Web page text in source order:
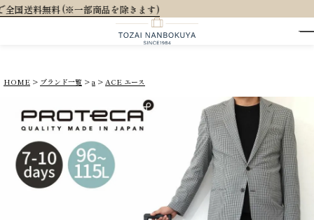
HOME ブランド一覧 a ACE エース